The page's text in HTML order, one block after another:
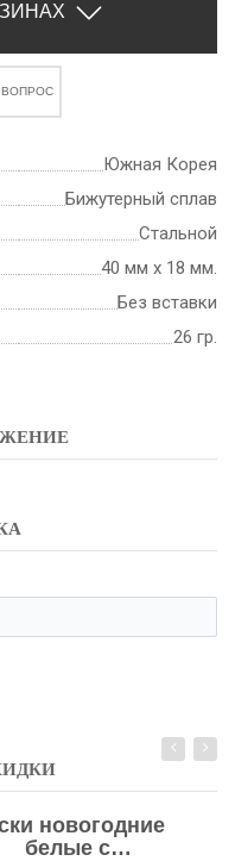
ВОПРОС
Южная Корея
Бижутерный сплав
Стальной
40 мм х 18 мм.
Без вставки
26 гр.
новогодние
белые с